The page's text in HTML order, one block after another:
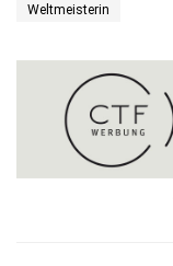
Weltmeisterin